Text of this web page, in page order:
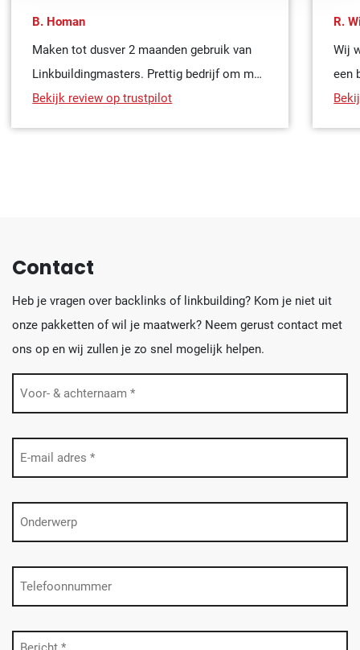
B. Homan
Maken tot dusver 2 maanden gebruik van
Linkbuildingmasters. Prettig bedrijf om mee
samen te werken, persoonlijk en ze denken
Bekijk review op trustpilot
R.
Wij
een
Contact
Heb je vragen over backlinks of linkbuilding? Kom je niet uit
onze pakketten of wil je maatwerk? Neem gerust contact met
ons op en wij zullen je zo snel mogelijk helpen.
mailadres
Telefoon
Bericht